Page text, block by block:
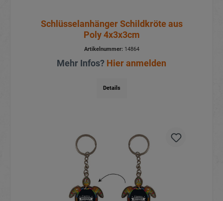
Schlüsselanhänger Schildkröte aus
Poly 4x3x3cm
Artikelnummer:14864
Mehr Infos? Hier anmelden
Details